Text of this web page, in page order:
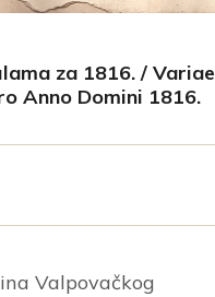
za 1816. / Variae
Anno Domini 1816.
Valpovačkog